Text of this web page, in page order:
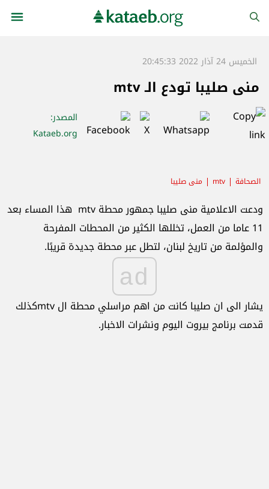
الخميس 24 آذار 2022 20:45:33
منى صليبا تودع الـ mtv
المصدر:
Kataeb.org
الصحافة mtv منى صليبا
ودعت الاعلامية منى صليبا جمهور محطة mtv هذا المساء بعد
11 عاما من العمل، تخللها الكثير من المحطات المفرحة
والمؤلمة من تاريخ لبنان، لتطل عبر محطة جديدة قريبًا.
ad
يشار الى ان صليبا كانت من اهم مراسلي محطة ال mtvكذلك
قدمت برنامج بيروت اليوم ونشرات الاخبار.